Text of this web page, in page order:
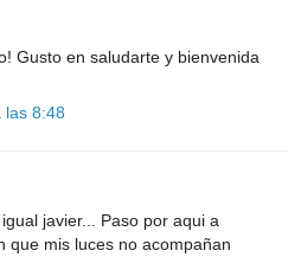
Gusto en saludarte y bienvenida
las 8:48
javier... Paso por aqui a
que mis luces no acompañan